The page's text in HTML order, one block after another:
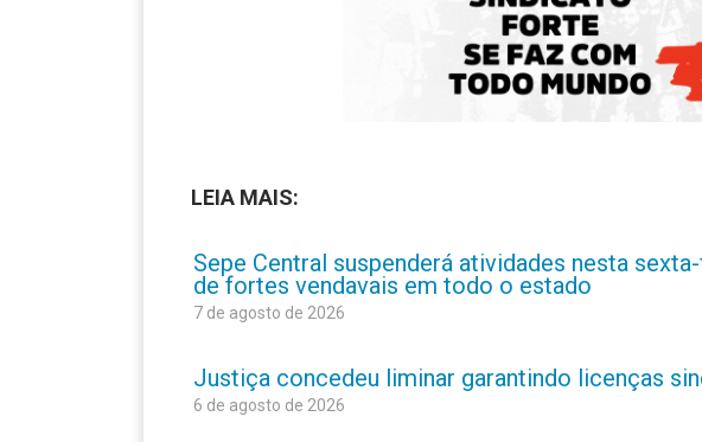
LEIA MAIS:
Sepe Central suspenderá atividades nesta
de fortes vendavais em todo o estado
7 de agosto de 2026
Justiça concedeu liminar garantindo licenças
6 de agosto de 2026